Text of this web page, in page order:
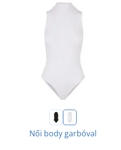
Női body garbóval